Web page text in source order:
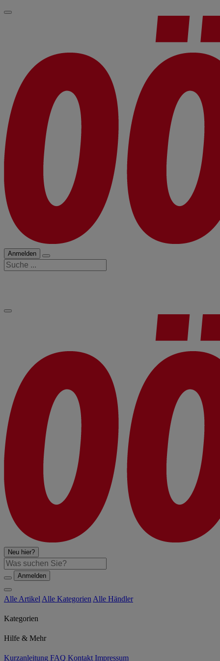
Anmelden
Suche
Neu hier?
Suche
Anmelden
Alle Artikel Alle Kategorien Alle Händler
Kategorien
Hilfe & Mehr
Kurzanleitung FAQ Kontakt Impressum